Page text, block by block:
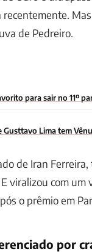
de Pedreiro.
para sair no 11º
Lima tem
de Iran
viralizou com um
o prêmio em
por